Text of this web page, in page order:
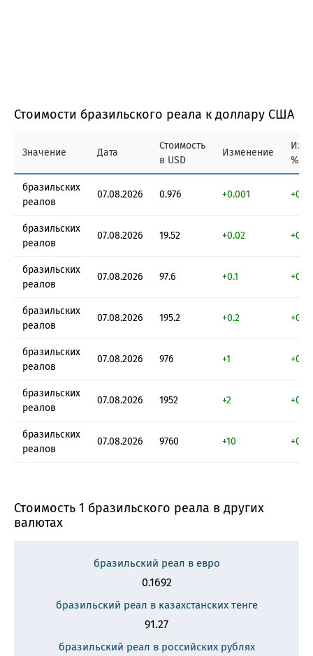
Стоимости бразильского реала к доллару США
Значение Дата
Стоимость
в USD
Изменение
%
бразильских
реалов
07.08.2026 0.976 +0.001
бразильских
реалов
07.08.2026 19.52 +0.02
бразильских
реалов
07.08.2026 97.6 +0.1
бразильских
реалов
07.08.2026 195.2 +0.2
бразильских
реалов
07.08.2026 976 +1
бразильских
реалов
07.08.2026 1952 +2
бразильских
реалов
07.08.2026 9760 +10
Стоимость 1 бразильского реала в других
валютах
бразильский реал в евро
0.1692
бразильский реал в казахстанских тенге
91.27
бразильский реал в российских рублях